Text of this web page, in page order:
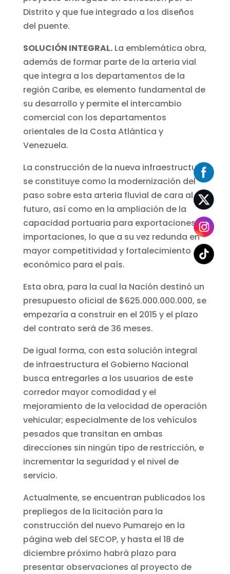
Distrito y que fue integrado a los diseños
del puente.
SOLUCIÓN INTEGRAL.La emblemática obra,
además de formar parte de la arteria vial
que integra a los departamentos de la
región Caribe, es elemento fundamental de
su desarrollo y permite el intercambio
comercial con los departamentos
orientales de la Costa Atlántica y
Venezuela.
La construcción de la nueva infraestructura
se constituye como la modernización del
paso sobre esta arteria fluvial de cara al
futuro, así como en la ampliación de la
capacidad portuaria para exportaciones e
importaciones, lo que a su vez redunda en
mayor competitividad y fortalecimiento
económico para el país.
Esta obra, para la cual la Nación destinó un
presupuesto oficial de $625.000.000.000, se
empezaría a construir en el 2015 y el plazo
del contrato será de 36 meses.
De igual forma, con esta solución integral
de infraestructura el Gobierno Nacional
busca entregarles a los usuarios de este
corredor mayor comodidad y el
mejoramiento de la velocidad de operación
vehicular; especialmente de los vehículos
pesados que transitan en ambas
direcciones sin ningún tipo de restricción, e
incrementar la seguridad y el nivel de
servicio.
Actualmente, se encuentran publicados los
prepliegos de la licitación para la
construcción del nuevo Pumarejo en la
página web del SECOP, y hasta el 18 de
diciembre próximo habrá plazo para
presentar observaciones al proyecto de